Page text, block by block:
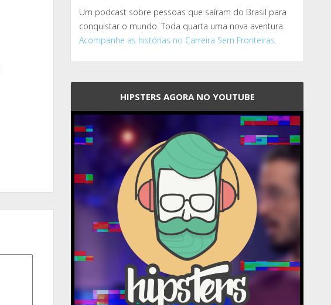
Um podcast sobre pessoas que saíram do Brasil para
conquistar o mundo. Toda quarta uma nova aventura.
Acompanhe as histórias no Carreira Sem Fronteiras.
HIPSTERS AGORA NO YOUTUBE